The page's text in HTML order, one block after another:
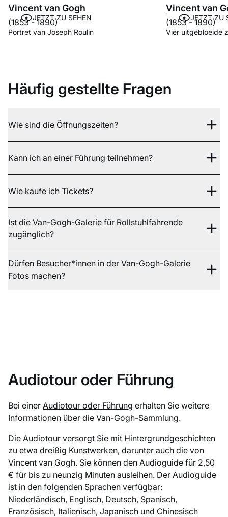
JETZT ZU SEHEN
Vincent van Gogh
(1853 - 1890)
Portret van Joseph Roulin
JETZT ZU
Vincent van
(1853 - 1890)
Vier uitgebloeide
Häufig gestellte Fragen
Wie sind die Öffnungszeiten?
Kann ich an einer Führung teilnehmen?
Wie kaufe ich Tickets?
Ist die Van-Gogh-Galerie für Rollstuhlfahrende
zugänglich?
Dürfen Besucher*innen in der Van-Gogh-Galerie
Fotos machen?
Audiotour oder Führung
Bei einer Audiotour oder Führung erhalten Sie weitere
Informationen über die Van-Gogh-Sammlung.
Die Audiotour versorgt Sie mit Hintergrundgeschichten
zu etwa dreißig Kunstwerken, darunter auch die von
Vincent van Gogh. Sie können den Audioguide für 2,50
€ für bis zu neunzig Minuten ausleihen. Der Audioguide
ist in den folgenden Sprachen verfügbar:
Niederländisch, Englisch, Deutsch, Spanisch,
Französisch, Italienisch, Japanisch und Chinesisch